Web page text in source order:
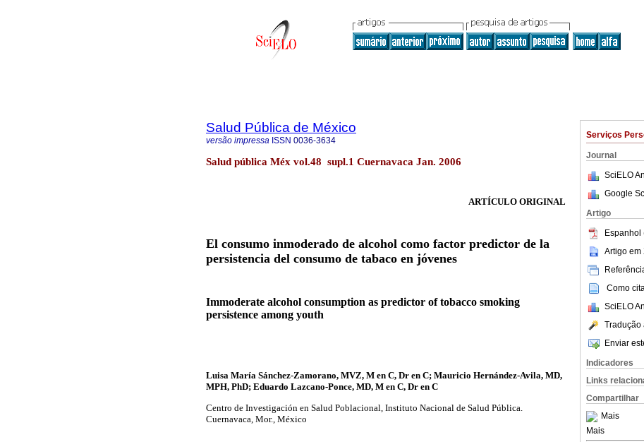
Serviços
Journal
SciELO
Google
Artigo
Espanhol
Artigo em
Como
SciELO
Tradução
Enviar
Indicadores
Links
Compartilhar
Mais
Mais
Salud Pública de México
versão impressa ISSN 0036-3634
Salud pública Méx vol.48 supl.1 Cuernavaca Jan. 2006
ARTÍCULO ORIGINAL
El consumo inmoderado de alcohol como factor predictor de la
persistencia del consumo de tabaco en jóvenes
Immoderate alcohol consumption as predictor of tobacco smoking
persistence among youth
Luisa María Sánchez-Zamorano, MVZ, M en C, Dr en C; Mauricio Hernández-Avila, MD,
MPH, PhD; Eduardo Lazcano-Ponce, MD, M en C, Dr en C
Centro de Investigación en Salud Poblacional, Instituto Nacional de Salud Pública.
Cuernavaca, Mor., México